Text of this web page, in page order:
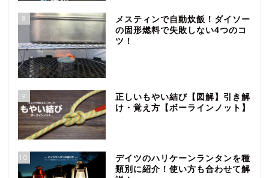
8
メスティンで自動炊飯！ダイソー
の固形燃料で失敗しない4つのコ
ツ！
9
正しいもやい結び【図解】引き解
け・覚え方【ボーラインノット】
10
デイツのハリケーンランタンを種
類別に紹介！使い方も合わせて解